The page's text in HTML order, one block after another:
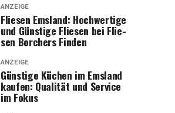
ANZEIGE
Flie­sen Ems­land: Hoch­wer­ti­ge
und Güns­ti­ge Flie­sen bei Flie­
sen Bor­chers Finden
ANZEIGE
Güns­ti­ge Küchen im Ems­land
kau­fen: Qua­li­tät und Ser­vice
im Fokus